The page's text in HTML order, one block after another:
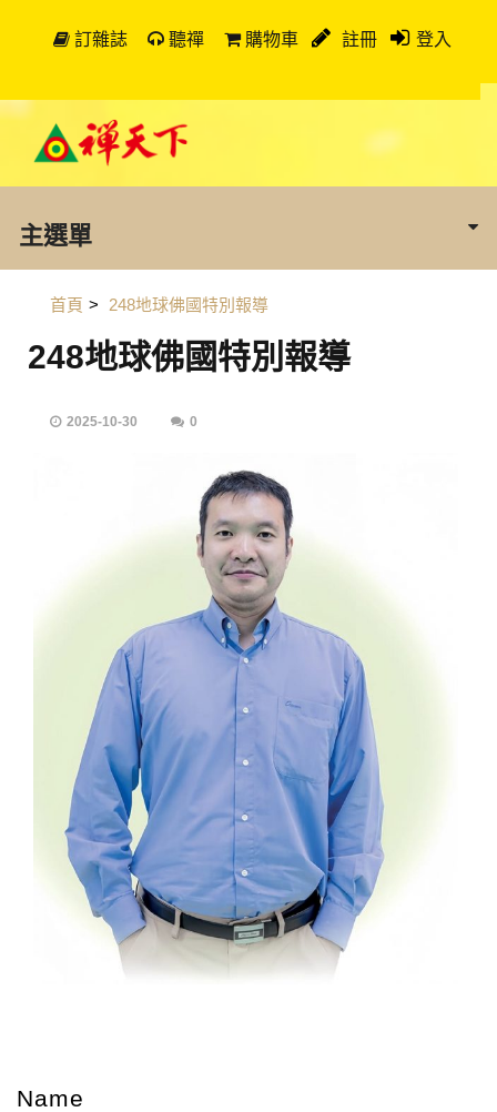
訂雜誌 聽禪 購物車 註冊 登入
主選單
首頁 > 248地球佛國特別報導
248地球佛國特別報導
2025-10-30 0
Name